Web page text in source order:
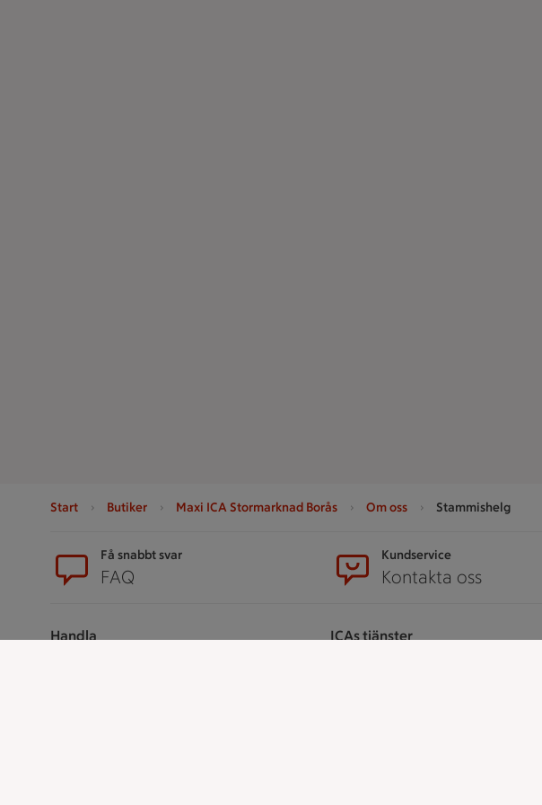
Start Butiker Maxi ICA Stormarknad Borås Om oss Stammishelg
Få snabbt svar
FAQ
Kundservice
Kontakta oss
Handla ICAs tjänster